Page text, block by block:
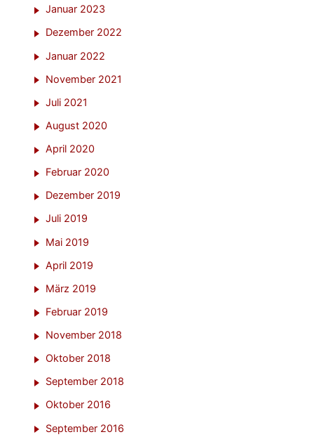
Januar 2023
Dezember 2022
Januar 2022
November 2021
Juli 2021
August 2020
April 2020
Februar 2020
Dezember 2019
Juli 2019
Mai 2019
April 2019
März 2019
Februar 2019
November 2018
Oktober 2018
September 2018
Oktober 2016
September 2016